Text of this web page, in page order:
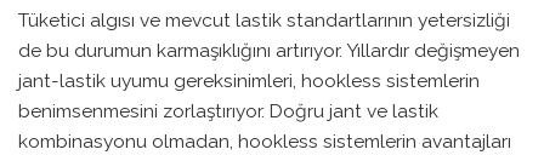
Tüketici algısı ve mevcut lastik standartlarının yetersizliği
de bu durumun karmaşıklığını artırıyor. Yıllardır değişmeyen
jant-lastik uyumu gereksinimleri, hookless sistemlerin
benimsenmesini zorlaştırıyor. Doğru jant ve lastik
kombinasyonu olmadan, hookless sistemlerin avantajları